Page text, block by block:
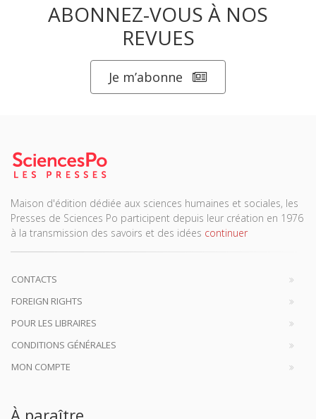
ABONNEZ-VOUS À NOS
REVUES
Je m’abonne
Maison d'édition dédiée aux sciences humaines et sociales, les
Presses de Sciences Po participent depuis leur création en 1976
à la transmission des savoirs et des idées continuer
CONTACTS
FOREIGN RIGHTS
POUR LES LIBRAIRES
CONDITIONS GÉNÉRALES
MON COMPTE